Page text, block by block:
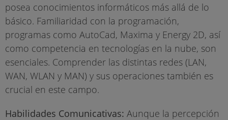
posea conocimientos informáticos más allá de lo
básico. Familiaridad con la programación,
programas como AutoCad, Maxima y Energy 2D, así
como competencia en tecnologías en la nube, son
esenciales. Comprender las distintas redes (LAN,
WAN, WLAN y MAN) y sus operaciones también es
crucial en este campo.
Habilidades Comunicativas: Aunque la percepción